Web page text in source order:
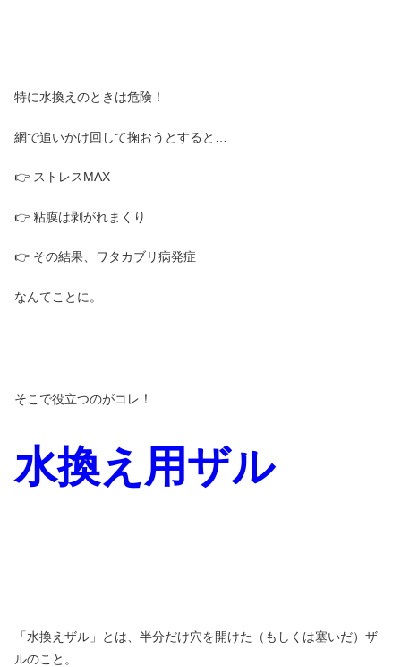
特に水換えのときは危険！
網で追いかけ回して掬おうとすると…
👉 ストレスMAX
👉 粘膜は剥がれまくり
👉 その結果、ワタカブリ病発症
なんてことに。
そこで役立つのがコレ！
水換え用ザル
「水換えザル」とは、半分だけ穴を開けた（もしくは塞いだ）ザ
ルのこと。